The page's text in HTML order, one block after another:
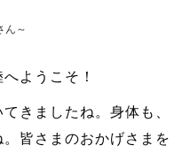
ん～
ようこそ！
きましたね。身体も、
皆さまのおかげさまを